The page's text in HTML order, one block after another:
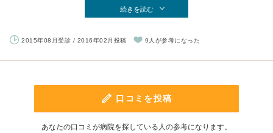
続きを読む
2015年08月受診 / 2016年02月投稿 9人が参考になった
口コミを投稿
あなたの口コミが病院を探している人の参考になります。